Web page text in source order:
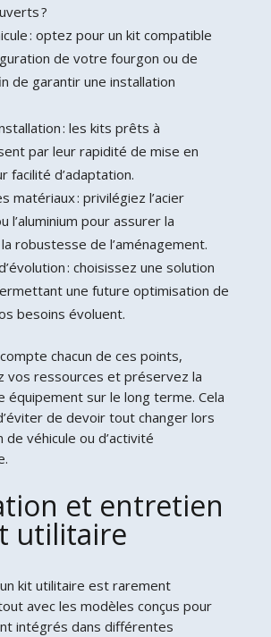
?
: optez pour un kit compatible
de votre fourgon ou de
de garantir une installation
: les kits prêts à
par leur rapidité de mise en
facilité d’adaptation.
matériaux : privilégiez l’acier
l’aluminium pour assurer la
robustesse de l’aménagement.
: choisissez une solution
une future optimisation de
besoins évoluent.
chacun de ces points,
vos ressources et préservez la
équipement sur le long terme. Cela
de devoir tout changer lors
de véhicule ou d’activité
et entretien
utilitaire
kit utilitaire est rarement
avec les modèles conçus pour
intégrés dans différentes